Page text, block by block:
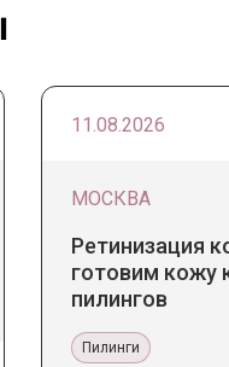
11.08.2026
МОСКВА
Ретинизация
готовим кожу
пилингов
Пилинги